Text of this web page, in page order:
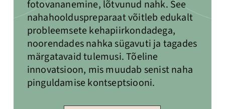
fotovananemine, lõtvunud nahk. See
nahahoolduspreparaat võitleb edukalt
probleemsete kehapiirkondadega,
noorendades nahka sügavuti ja tagades
märgatavaid tulemusi. Tõeline
innovatsioon, mis muudab senist naha
pinguldamise kontseptsiooni.